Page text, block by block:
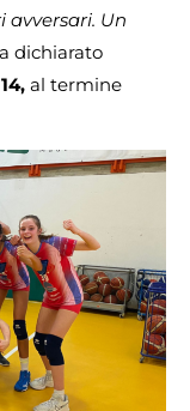
avversari. Un
dichiarato
al termine